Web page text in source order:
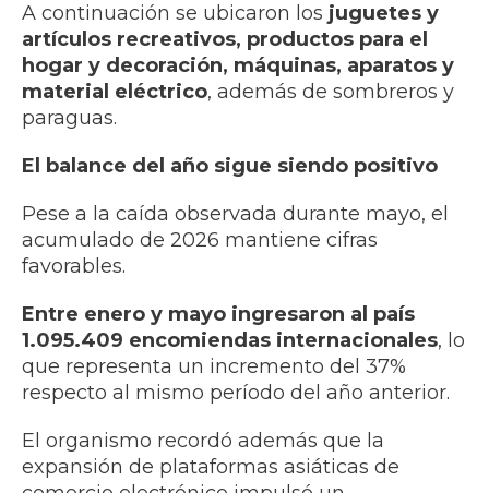
A continuación se ubicaron los juguetes y
artículos recreativos, productos para el
hogar y decoración, máquinas, aparatos y
material eléctrico, además de sombreros y
paraguas.
El balance del año sigue siendo positivo
Pese a la caída observada durante mayo, el
acumulado de 2026 mantiene cifras
favorables.
Entre enero y mayo ingresaron al país
1.095.409 encomiendas internacionales, lo
que representa un incremento del 37%
respecto al mismo período del año anterior.
El organismo recordó además que la
expansión de plataformas asiáticas de